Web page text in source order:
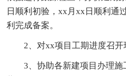
日顺利初验，xx月xx日顺利通
利完成备案。
2、对xx项目工期进度召开
3、协助各新建项目办理